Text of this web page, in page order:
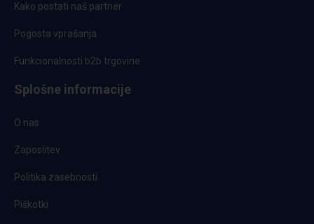
Kako postati naš partner
Pogosta vprašanja
Funkcionalnosti b2b trgovine
Splošne informacije
O nas
Zaposlitev
Politika zasebnosti
Piškotki